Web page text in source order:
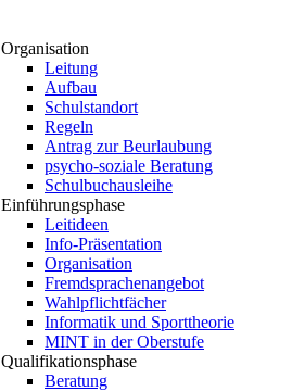
Organisation
Leitung
Aufbau
Schulstandort
Regeln
Antrag zur Beurlaubung
psycho-soziale Beratung
Schulbuchausleihe
Einführungsphase
Leitideen
Info-Präsentation
Organisation
Fremdsprachenangebot
Wahlpflichtfächer
Informatik und Sporttheorie
MINT in der Oberstufe
Qualifikationsphase
Beratung